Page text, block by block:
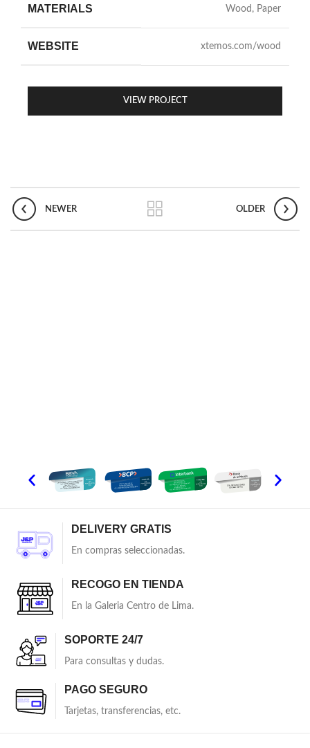
MATERIALS Wood, Paper
WEBSITE xtemos.com/wood
VIEW PROJECT
NEWER OLDER
DELIVERY GRATIS
En compras seleccionadas.
RECOGO EN TIENDA
En la Galeria Centro de Lima.
SOPORTE 24/7
Para consultas y dudas.
PAGO SEGURO
Tarjetas, transferencias, etc.